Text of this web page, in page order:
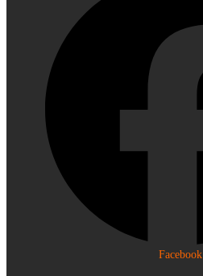
Facebook